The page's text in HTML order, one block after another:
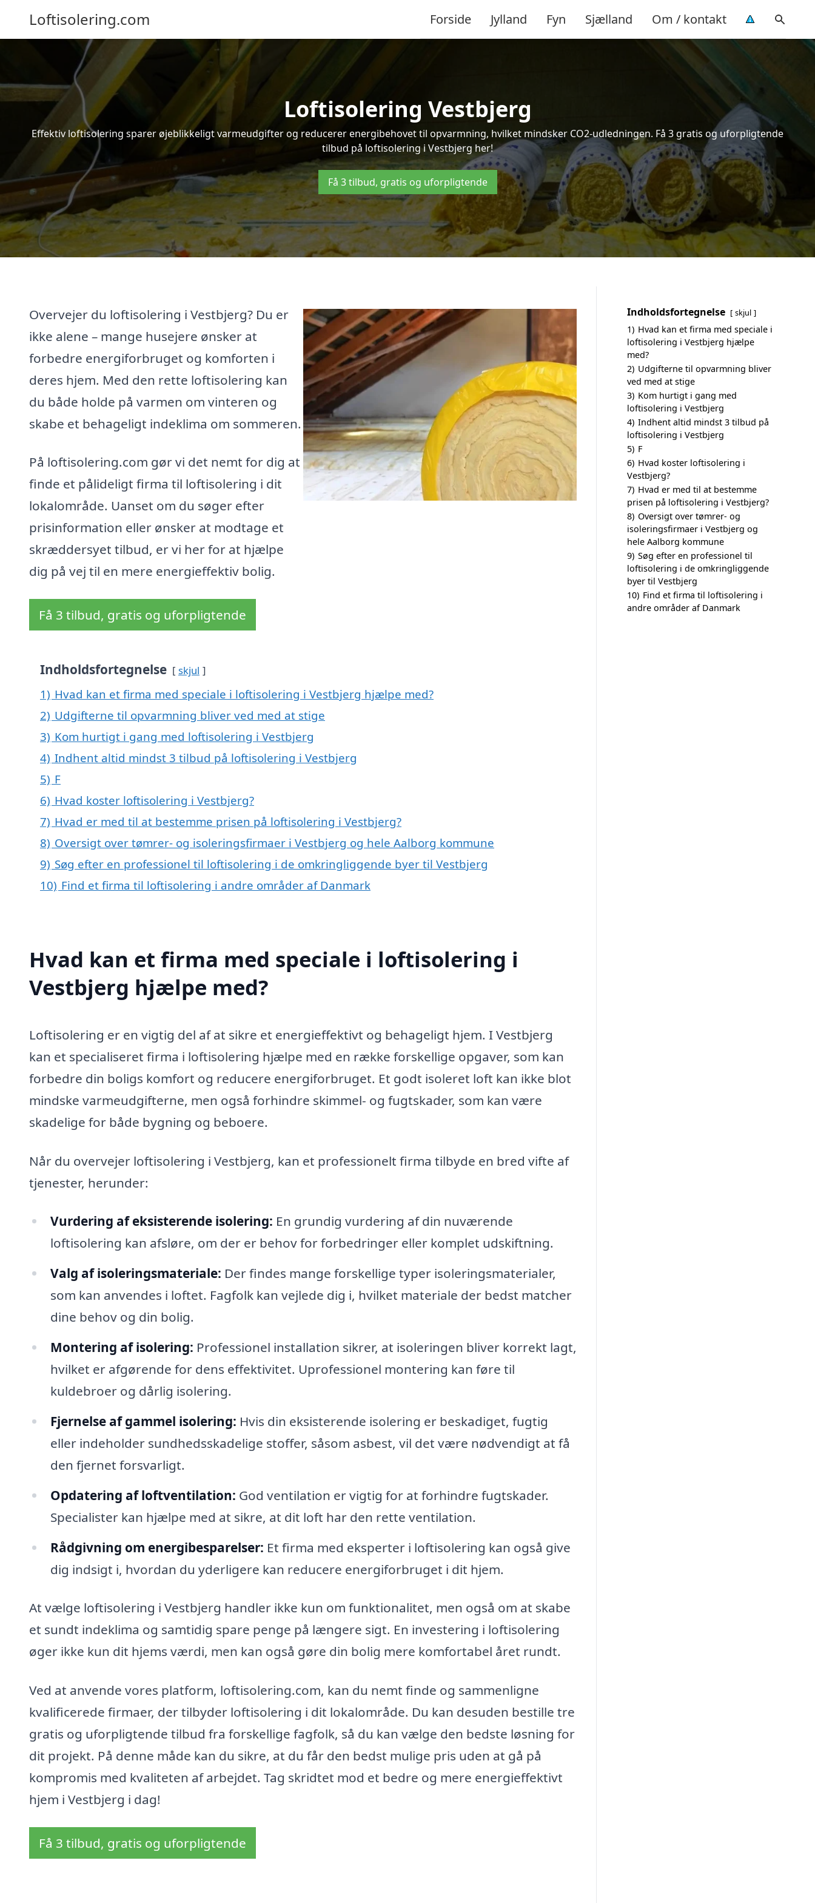
Loftisolering.com Forside Jylland Fyn Sjælland Om / kontakt
Loftisolering Vestbjerg
Effektiv loftisolering sparer øjeblikkeligt varmeudgifter og reducerer energibehovet til opvarmning, hvilket mindsker CO2-udledningen. Få 3 gratis og uforpligtende
tilbud på loftisolering i Vestbjerg her!
Få 3 tilbud, gratis og uforpligtende
Overvejer du loftisolering i Vestbjerg? Du er
ikke alene – mange husejere ønsker at
forbedre energiforbruget og komforten i
deres hjem. Med den rette loftisolering kan
du både holde på varmen om vinteren og
skabe et behageligt indeklima om sommeren.
På loftisolering.com gør vi det nemt for dig at
finde et pålideligt firma til loftisolering i dit
lokalområde. Uanset om du søger efter
prisinformation eller ønsker at modtage et
skræddersyet tilbud, er vi her for at hjælpe
dig på vej til en mere energieffektiv bolig.
Få 3 tilbud, gratis og uforpligtende
Indholdsfortegnelse skjul
1) Hvad kan et firma med speciale i loftisolering i Vestbjerg hjælpe med?
2) Udgifterne til opvarmning bliver ved med at stige
3) Kom hurtigt i gang med loftisolering i Vestbjerg
4) Indhent altid mindst 3 tilbud på loftisolering i Vestbjerg
5) F
6) Hvad koster loftisolering i Vestbjerg?
7) Hvad er med til at bestemme prisen på loftisolering i Vestbjerg?
8) Oversigt over tømrer- og isoleringsfirmaer i Vestbjerg og hele Aalborg kommune
9) Søg efter en professionel til loftisolering i de omkringliggende byer til Vestbjerg
10) Find et firma til loftisolering i andre områder af Danmark
Hvad kan et firma med speciale i loftisolering i
Vestbjerg hjælpe med?
Loftisolering er en vigtig del af at sikre et energieffektivt og behageligt hjem. I Vestbjerg
kan et specialiseret firma i loftisolering hjælpe med en række forskellige opgaver, som kan
forbedre din boligs komfort og reducere energiforbruget. Et godt isoleret loft kan ikke blot
mindske varmeudgifterne, men også forhindre skimmel- og fugtskader, som kan være
skadelige for både bygning og beboere.
Når du overvejer loftisolering i Vestbjerg, kan et professionelt firma tilbyde en bred vifte af
tjenester, herunder:
Vurdering af eksisterende isolering: En grundig vurdering af din nuværende
loftisolering kan afsløre, om der er behov for forbedringer eller komplet udskiftning.
Valg af isoleringsmateriale: Der findes mange forskellige typer isoleringsmaterialer,
som kan anvendes i loftet. Fagfolk kan vejlede dig i, hvilket materiale der bedst matcher
dine behov og din bolig.
Montering af isolering: Professionel installation sikrer, at isoleringen bliver korrekt lagt,
hvilket er afgørende for dens effektivitet. Uprofessionel montering kan føre til
kuldebroer og dårlig isolering.
Fjernelse af gammel isolering: Hvis din eksisterende isolering er beskadiget, fugtig
eller indeholder sundhedsskadelige stoffer, såsom asbest, vil det være nødvendigt at få
den fjernet forsvarligt.
Opdatering af loftventilation: God ventilation er vigtig for at forhindre fugtskader.
Specialister kan hjælpe med at sikre, at dit loft har den rette ventilation.
Rådgivning om energibesparelser: Et firma med eksperter i loftisolering kan også give
dig indsigt i, hvordan du yderligere kan reducere energiforbruget i dit hjem.
At vælge loftisolering i Vestbjerg handler ikke kun om funktionalitet, men også om at skabe
et sundt indeklima og samtidig spare penge på længere sigt. En investering i loftisolering
øger ikke kun dit hjems værdi, men kan også gøre din bolig mere komfortabel året rundt.
Ved at anvende vores platform, loftisolering.com, kan du nemt finde og sammenligne
kvalificerede firmaer, der tilbyder loftisolering i dit lokalområde. Du kan desuden bestille tre
gratis og uforpligtende tilbud fra forskellige fagfolk, så du kan vælge den bedste løsning for
dit projekt. På denne måde kan du sikre, at du får den bedst mulige pris uden at gå på
kompromis med kvaliteten af arbejdet. Tag skridtet mod et bedre og mere energieffektivt
hjem i Vestbjerg i dag!
Få 3 tilbud, gratis og uforpligtende
Indholdsfortegnelse skjul
1) Hvad kan et firma med speciale i
loftisolering i Vestbjerg hjælpe
med?
2) Udgifterne til opvarmning bliver
ved med at stige
3) Kom hurtigt i gang med
loftisolering i Vestbjerg
4) Indhent altid mindst 3 tilbud på
loftisolering i Vestbjerg
5) F
6) Hvad koster loftisolering i
Vestbjerg?
7) Hvad er med til at bestemme
prisen på loftisolering i Vestbjerg?
8) Oversigt over tømrer- og
isoleringsfirmaer i Vestbjerg og
hele Aalborg kommune
9) Søg efter en professionel til
loftisolering i de omkringliggende
byer til Vestbjerg
10) Find et firma til loftisolering i
andre områder af Danmark